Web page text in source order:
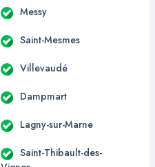
Messy
Saint-Mesmes
Villevaudé
Dampmart
Lagny-sur-Marne
Saint-Thibault-des-